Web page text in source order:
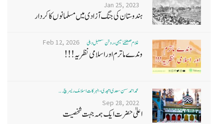
Jan 25, 2023
ہندوستان کی جنگ آزادی میں مسلمانوں کا کردار
غلام مصطفےٰ نعیمی، روشن مستقبل دہلی Feb 12, 2026
وندے ماترم اور اسلامی نظریہ!!!
محمد احمد حسن سعدی امجدی - البرکات اسلامک ریسرچ ...
Sep 28, 2022
اعلیٰ حضرت ایک ہمہ جہت شخصیت